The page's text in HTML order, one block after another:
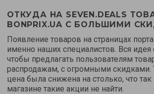
ОТКУДА НА SEVEN.DEALS
BONPRIX.UA С БОЛЬШИМИ
Появление товаров на страницах
именно наших специалистов. Вся идея
чтобы предлагать пользователям
распродажам, с огромными скидками.
цена была снижена на столько, что
магазине такие акции не найти.